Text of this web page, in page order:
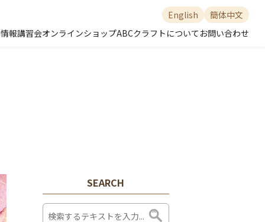
English
簡体中文
報講習会オンラインショップABCクラフトについて お問い合わせ
SEARCH